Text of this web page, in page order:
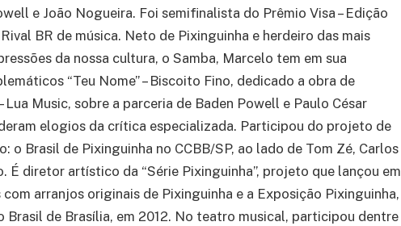
e João Nogueira. Foi semifinalista do Prêmio Visa – Edição
BR de música. Neto de Pixinguinha e herdeiro das mais
da nossa cultura, o Samba, Marcelo tem em sua
“Teu Nome” – Biscoito Fino, dedicado a obra de
Lua Music, sobre a parceria de Baden Powell e Paulo César
elogios da crítica especializada. Participou do projeto de
o Brasil de Pixinguinha no CCBB/SP, ao lado de Tom Zé, Carlos
É diretor artístico da “Série Pixinguinha”, projeto que lançou em
arranjos originais de Pixinguinha e a Exposição Pixinguinha,
Brasil de Brasília, em 2012. No teatro musical, participou dentre